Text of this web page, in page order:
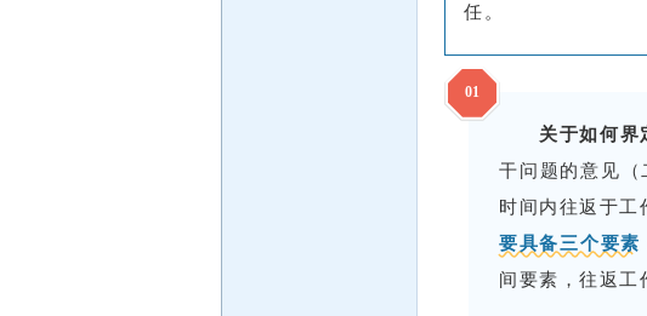
任。
01
关于如何界
干问题的意见
时间内往返于工
要具备三个要素
间要素，往返工